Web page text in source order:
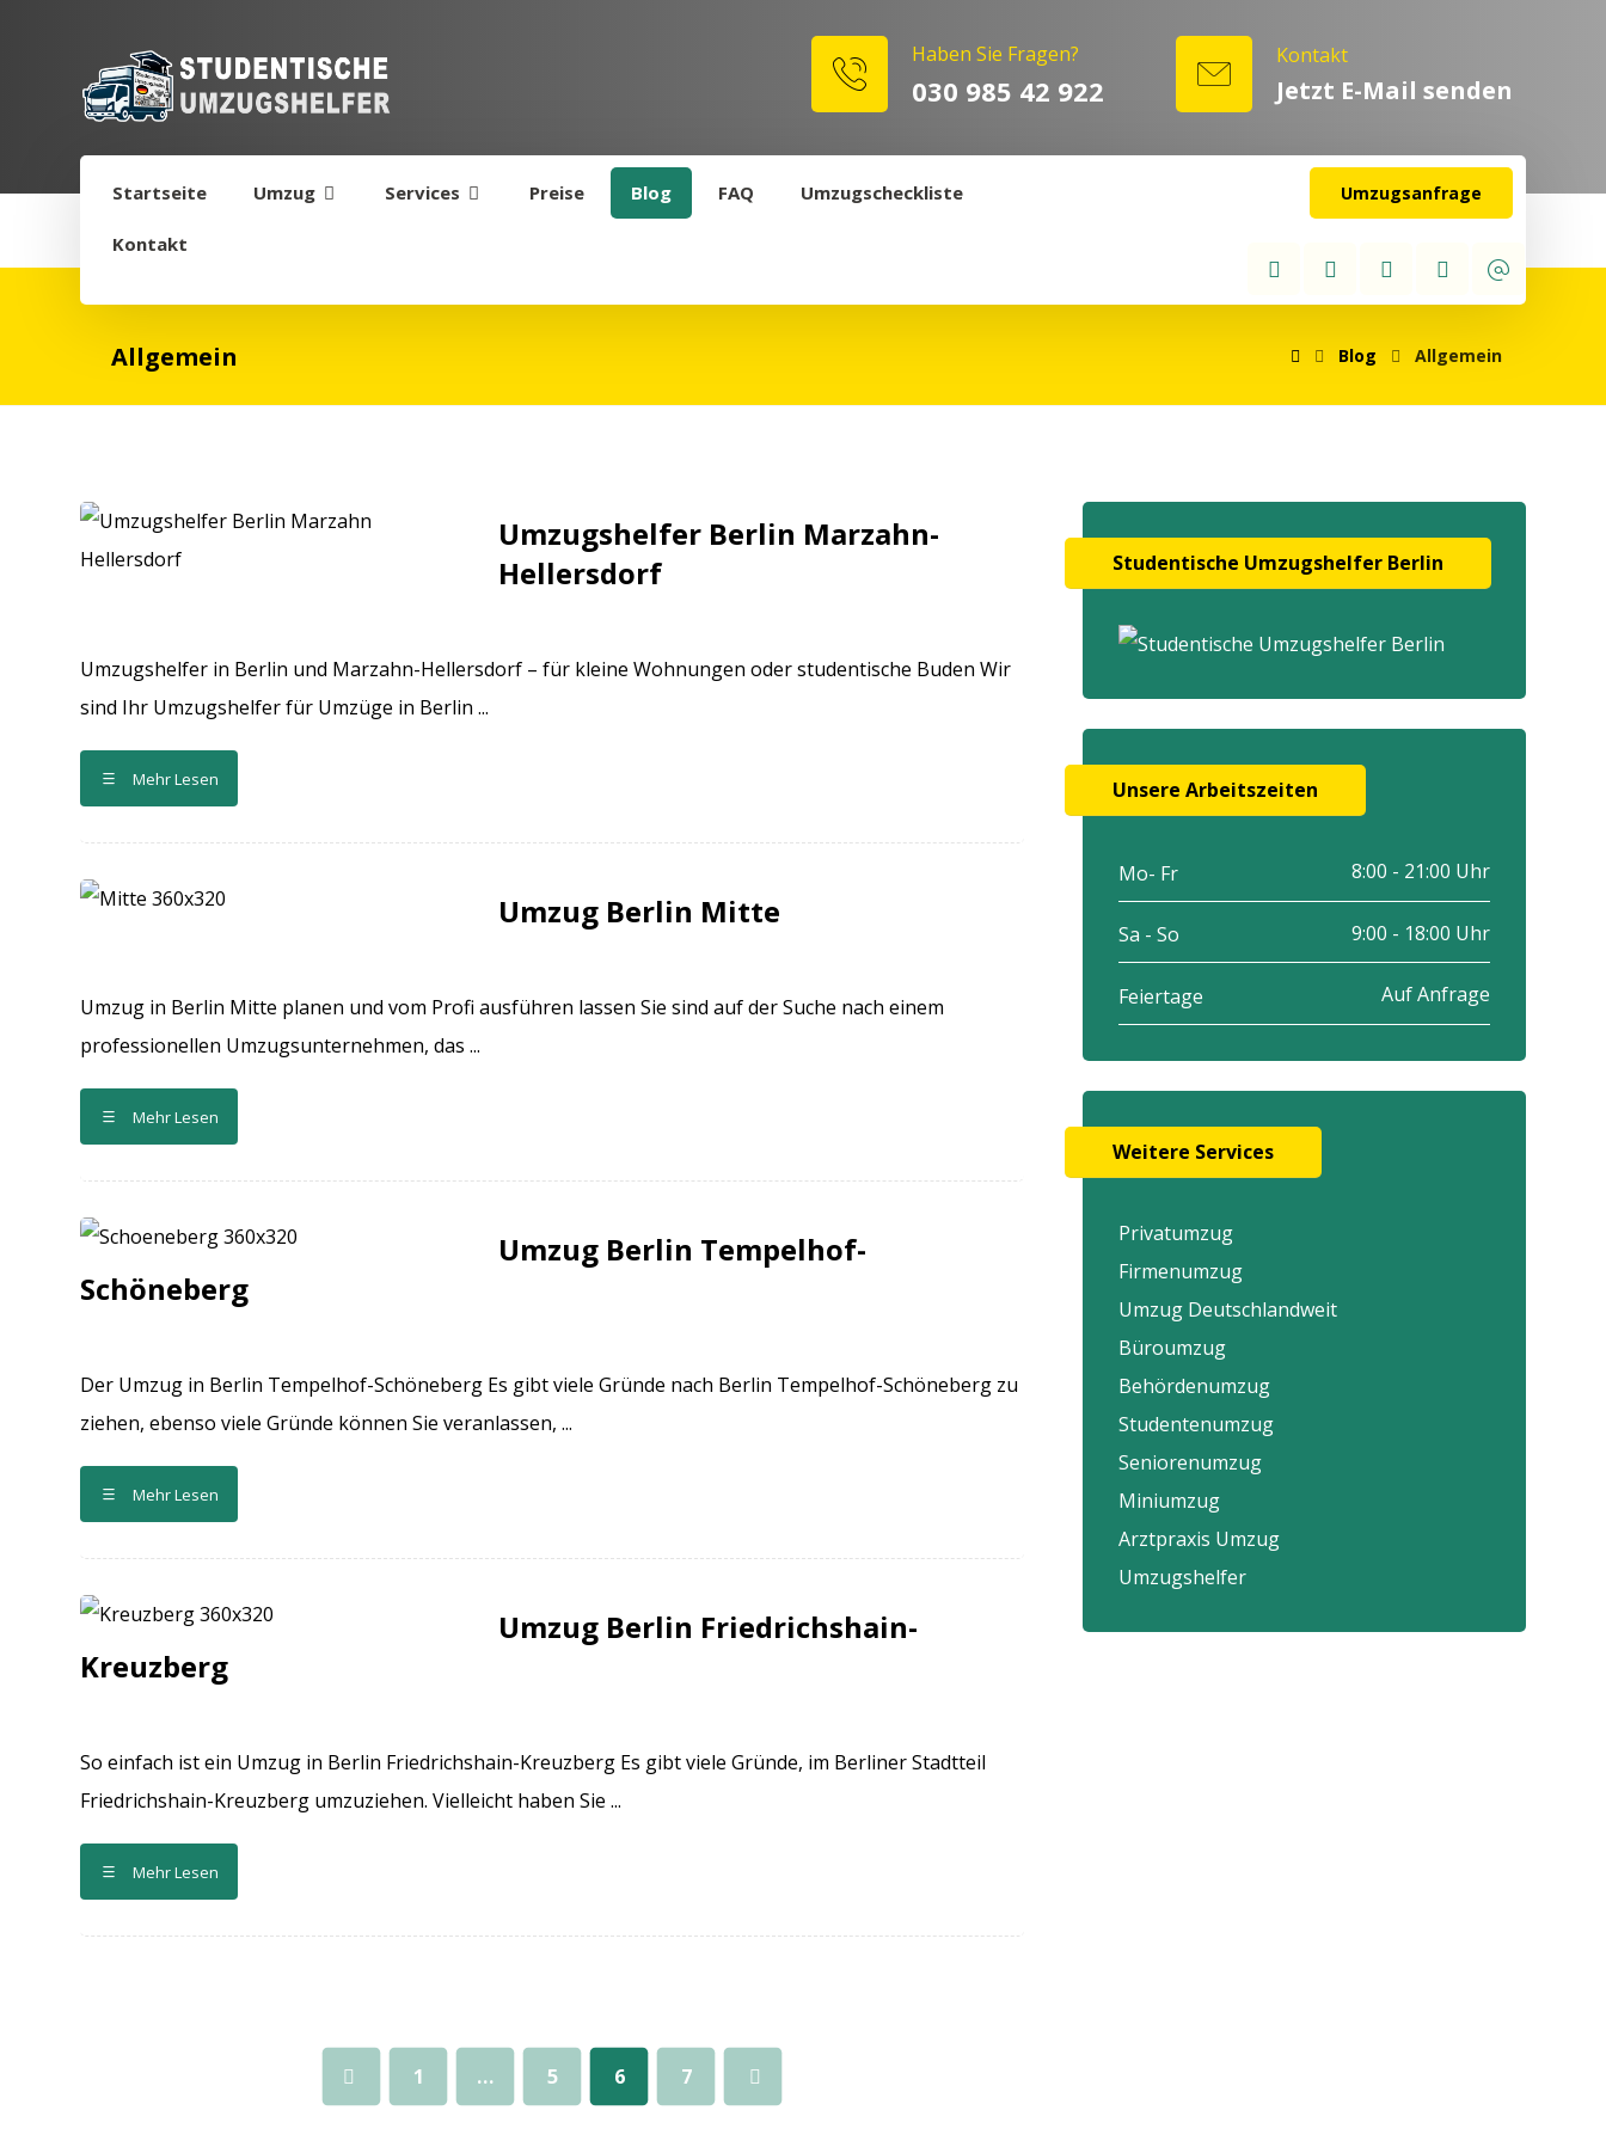
Kontakt
Jetzt E-Mail senden
Haben Sie Fragen?
030 985 42 922
Startseite Umzug Services Preise Blog FAQ Umzugscheckliste
Kontakt
Umzugsanfrage
Allgemein Blog Allgemein
Umzugshelfer Berlin Marzahn-
Hellersdorf
Umzugshelfer in Berlin und Marzahn-Hellersdorf – für kleine Wohnungen oder studentische Buden Wir
sind Ihr Umzugshelfer für Umzüge in Berlin ...
Mehr Lesen
Umzug Berlin Mitte
Umzug in Berlin Mitte planen und vom Profi ausführen lassen Sie sind auf der Suche nach einem
professionellen Umzugsunternehmen, das ...
Mehr Lesen
Umzug Berlin Tempelhof-
Schöneberg
Der Umzug in Berlin Tempelhof-Schöneberg Es gibt viele Gründe nach Berlin Tempelhof-Schöneberg zu
ziehen, ebenso viele Gründe können Sie veranlassen, ...
Mehr Lesen
Umzug Berlin Friedrichshain-
Kreuzberg
So einfach ist ein Umzug in Berlin Friedrichshain-Kreuzberg Es gibt viele Gründe, im Berliner Stadtteil
Friedrichshain-Kreuzberg umzuziehen. Vielleicht haben Sie ...
Mehr Lesen
1 … 5 6 7
Studentische Umzugshelfer Berlin
Unsere Arbeitszeiten
Mo- Fr 8:00 - 21:00 Uhr
Sa - So 9:00 - 18:00 Uhr
Feiertage Auf Anfrage
Weitere Services
Privatumzug
Firmenumzug
Umzug Deutschlandweit
Büroumzug
Behördenumzug
Studentenumzug
Seniorenumzug
Miniumzug
Arztpraxis Umzug
Umzugshelfer